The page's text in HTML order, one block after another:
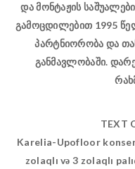
და მონტაჟის
გამოცდილებით 1995
პარტნიორობა და
განმავლობაში.
TEXT
Karelia-Upofloor
zolaqlı və 3 zolaqlı